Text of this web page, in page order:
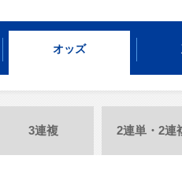
オッズ
3連複 2連単・2連